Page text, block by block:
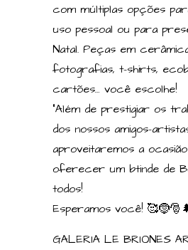
com múltiplas opções
uso pessoal ou para
Natal. Peças em
fotografias, t-shirts,
cartões… você escolhe!
“Além de prestigiar os
dos nossos amigos-
aproveitaremos a
oferecer um btinde de
todos!
Esperamos você!
GALERIA LE BRIONES